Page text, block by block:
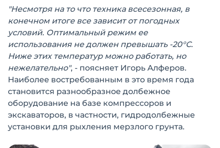
"Несмотря на то что техника всесезонная, в
конечном итоге все зависит от погодных
условий. Оптимальный режим ее
использования не должен превышать -20°С.
Ниже этих температур можно работать, но
нежелательно", - поясняет Игорь Алферов.
Наиболее востребованным в это время года
становится разнообразное долбежное
оборудование на базе компрессоров и
экскаваторов, в частности, гидродолбежные
установки для рыхления мерзлого грунта.